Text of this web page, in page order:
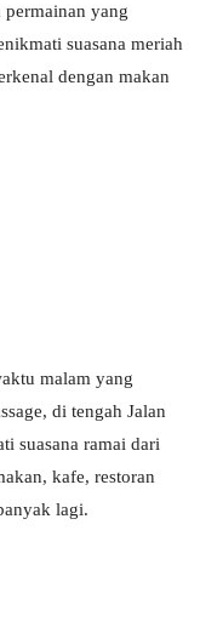
permainan yang
suasana meriah
dengan makan
malam yang
di tengah Jalan
suasana ramai dari
kafe, restoran
lagi.